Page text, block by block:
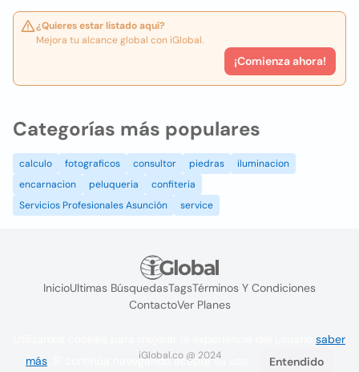
¿Quieres estar listado aquí?
Mejora tu alcance global con iGlobal.
¡Comienza ahora!
Categorías más populares
calculo fotograficos consultor piedras
iluminacion
encarnacion
peluqueria
confiteria
Servicios Profesionales Asunción
service
InicioUltimas BúsquedasTagsTérminos Y Condiciones
ContactoVer Planes
iGlobal.co @ 2024
saber
más . Si continúa navegando acepta su uso. Entendido